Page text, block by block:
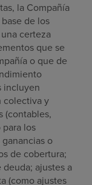
la Compañía
de los
certeza
que se
o que de
incluyen
colectiva y
(contables,
los
o
de cobertura;
ajustes a
(como ajustes